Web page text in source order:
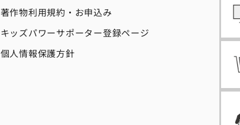
著作物利用規約・お申込み
キッズパワーサポーター登録ページ
個人情報保護方針